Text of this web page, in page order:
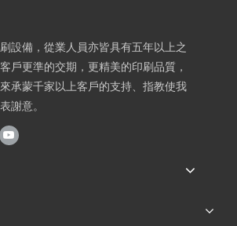
設備，從業人員亦皆具有五年以上之
戶更準的交期，更精美的印刷品質，
承蒙千家以上客戶的支持、指教使我
謝意。